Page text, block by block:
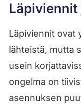
Läpiviennit ovat
lähteistä, mutta
usein
ongelma on
asennuksen